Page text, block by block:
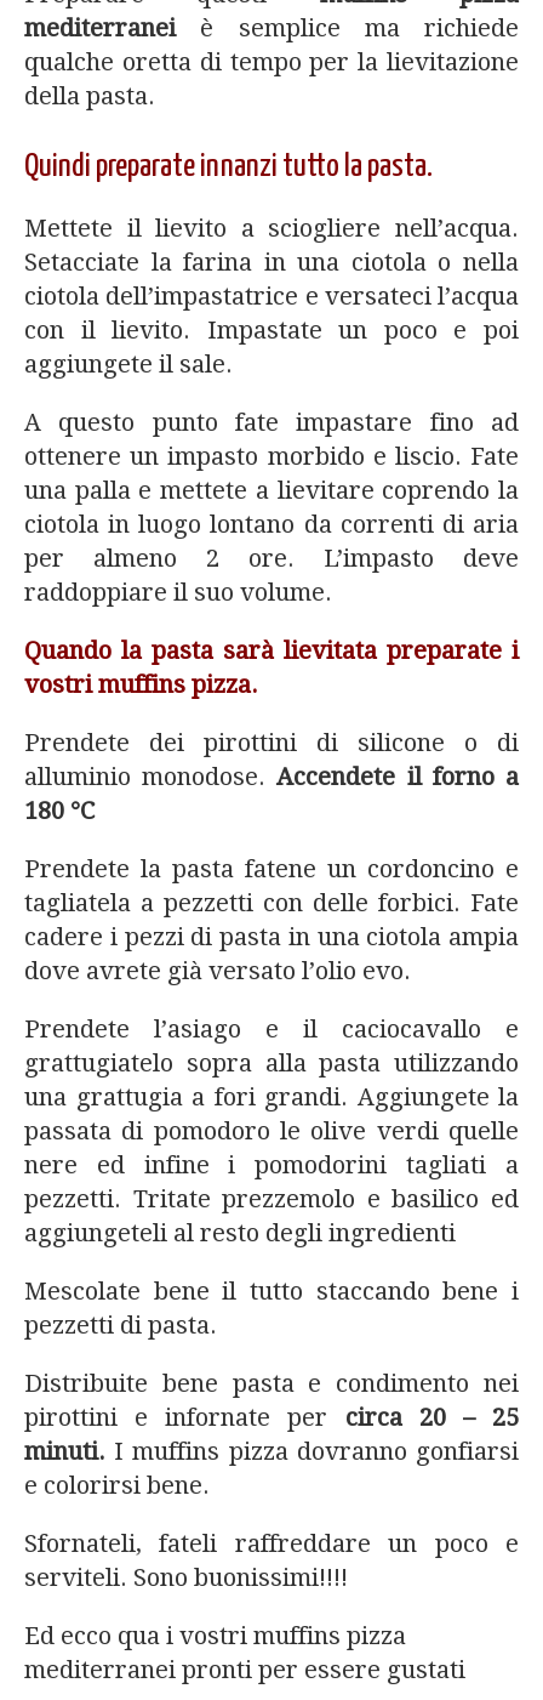
mediterraneiè semplice ma richiede
qualche oretta di tempo per la lievitazione
della pasta.
Quindi preparate innanzi tutto la pasta.
Mettete il lievito a sciogliere nell’acqua.
Setacciate la farina in una ciotola o nella
ciotola dell’impastatrice e versateci l’acqua
con il lievito. Impastate un poco e poi
aggiungete il sale.
A questo punto fate impastare fino ad
ottenere un impasto morbido e liscio. Fate
una palla e mettete a lievitare coprendo la
ciotola in luogo lontano da correnti di aria
per almeno 2 ore. L’impasto deve
raddoppiare il suo volume.
Quando la pasta sarà lievitata preparate i
vostri muffins pizza.
Prendete dei pirottini di silicone o di
alluminio monodose.Accendete il forno a
180 °C
Prendete la pasta fatene un cordoncino e
tagliatela a pezzetti con delle forbici. Fate
cadere i pezzi di pasta in una ciotola ampia
dove avrete già versato l’olio evo.
Prendete l’asiago e il caciocavallo e
grattugiatelo sopra alla pasta utilizzando
una grattugia a fori grandi. Aggiungete la
passata di pomodoro le olive verdi quelle
nere ed infine i pomodorini tagliati a
pezzetti. Tritate prezzemolo e basilico ed
aggiungeteli al resto degli ingredienti
Mescolate bene il tutto staccando bene i
pezzetti di pasta.
Distribuite bene pasta e condimento nei
pirottini e infornate per circa 20 – 25
minuti. I muffins pizza dovranno gonfiarsi
e colorirsi bene.
Sfornateli, fateli raffreddare un poco e
serviteli. Sono buonissimi!!!!
Ed ecco qua i vostri muffins pizza
mediterranei pronti per essere gustati